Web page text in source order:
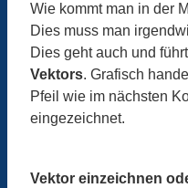
Wie kommt man in der
Dies muss man
Dies geht auch und
Vektors. Grafisch
Pfeil wie im nächsten
eingezeichnet.
Vektor einzeichnen